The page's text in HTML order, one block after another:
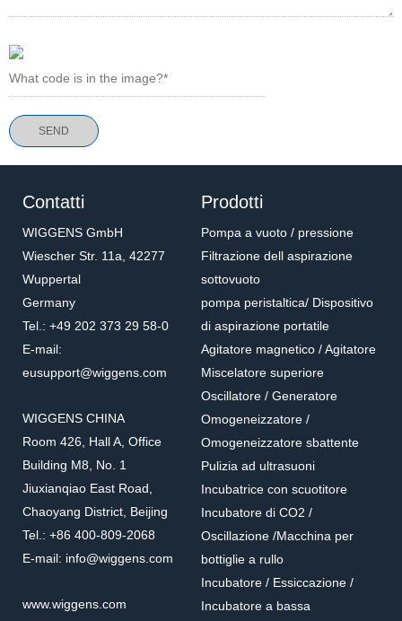
Contatti
WIGGENS GmbH
Wiescher Str. 11a, 42277
Wuppertal
Germany
Tel.: +49 202 373 29 58-0
E-mail:
eusupport@wiggens.com
WIGGENS CHINA
Room 426, Hall A, Office
Building M8, No. 1
Jiuxianqiao East Road,
Chaoyang District, Beijing
Tel.: +86 400-809-2068
E-mail: info@wiggens.com
www.wiggens.com
Prodotti
Pompa a vuoto / pressione
Filtrazione dell aspirazione
sottovuoto
pompa peristaltica/ Dispositivo
di aspirazione portatile
Agitatore magnetico / Agitatore
Miscelatore superiore
Oscillatore / Generatore
Omogeneizzatore /
Omogeneizzatore sbattente
Pulizia ad ultrasuoni
Incubatrice con scuotitore
Incubatore di CO2 /
Oscillazione /Macchina per
bottiglie a rullo
Incubatore / Essiccazione /
Incubatore a bassa